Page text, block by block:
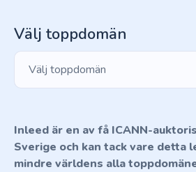
Välj toppdomän
Välj toppdomän
Inleed är en av få ICANN-
Sverige och kan tack vare detta
mindre världens alla